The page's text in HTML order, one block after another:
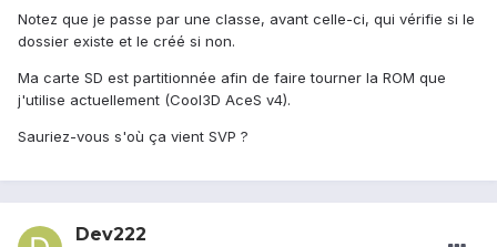
Notez que je passe par une classe, avant celle-ci, qui vérifie si le
dossier existe et le créé si non.
Ma carte SD est partitionnée afin de faire tourner la ROM que
j'utilise actuellement (Cool3D AceS v4).
Sauriez-vous s'où ça vient SVP ?
Dev222